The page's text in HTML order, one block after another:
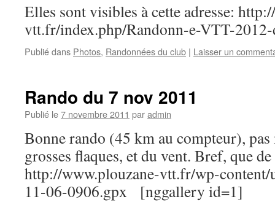
Elles sont visibles à cette adresse:
vtt.fr/index.php/Randonn-e-VTT-
Publié dans Photos, Randonnées du club | Laisser un
Rando du 7 nov 2011
Publié le7 novembre 2011 paradmin
Bonne rando (45 km au compteur), pas
grosses flaques, et du vent. Bref, que
http://www.plouzane-vtt.fr/wp-
11-06-0906.gpx [nggallery id=1]